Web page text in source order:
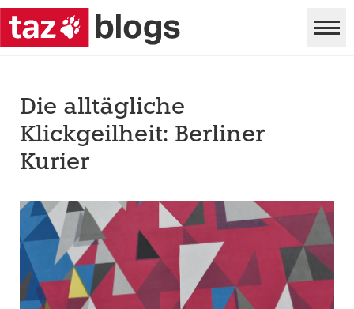
Die alltägliche
Klickgeilheit: Berliner
Kurier